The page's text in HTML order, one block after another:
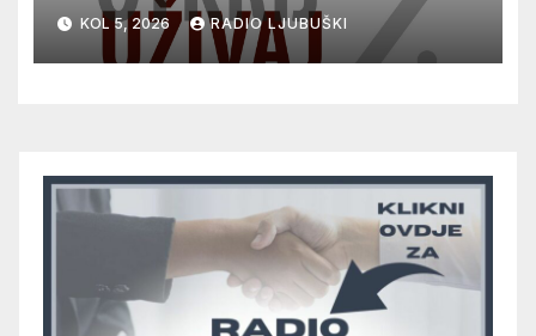
vrhunska vina, gastronomiju i
glazbu
KOL 5, 2026 RADIO LJUBUŠKI